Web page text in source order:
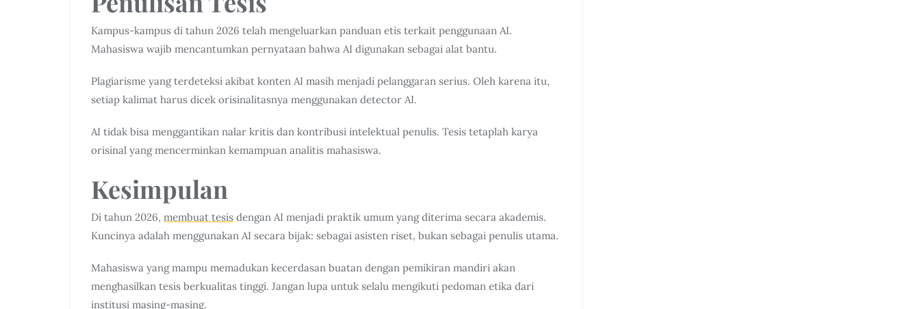
Kampus-kampus di tahun 2026 telah mengeluarkan panduan etis terkait penggunaan AI.
Mahasiswa wajib mencantumkan pernyataan bahwa AI digunakan sebagai alat bantu.
Plagiarisme yang terdeteksi akibat konten AI masih menjadi pelanggaran serius. Oleh karena itu,
setiap kalimat harus dicek orisinalitasnya menggunakan detector AI.
AI tidak bisa menggantikan nalar kritis dan kontribusi intelektual penulis. Tesis tetaplah karya
orisinal yang mencerminkan kemampuan analitis mahasiswa.
Kesimpulan
Di tahun 2026, membuat tesis dengan AI menjadi praktik umum yang diterima secara akademis.
Kuncinya adalah menggunakan AI secara bijak: sebagai asisten riset, bukan sebagai penulis utama.
Mahasiswa yang mampu memadukan kecerdasan buatan dengan pemikiran mandiri akan
menghasilkan tesis berkualitas tinggi. Jangan lupa untuk selalu mengikuti pedoman etika dari
institusi masing-masing.